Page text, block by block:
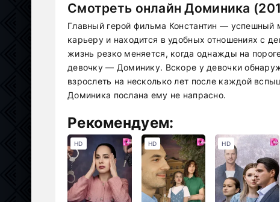
Смотреть онлайн Доминика
Главный герой фильма Константин — успешный
карьеру и находится в удобных отношениях с
жизнь резко меняется, когда однажды на
девочку — Доминику. Вскоре у девочки
взрослеть на несколько лет после каждой
Доминика послана ему не напрасно.
Рекомендуем:
HD HD HD